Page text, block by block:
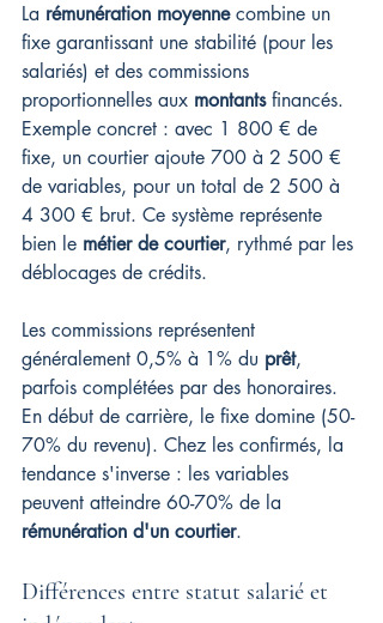
La rémunération moyenne combine un
fixe garantissant une stabilité (pour les
salariés) et des commissions
proportionnelles aux montants financés.
Exemple concret : avec 1 800 € de
fixe, un courtier ajoute 700 à 2 500 €
de variables, pour un total de 2 500 à
4 300 € brut. Ce système représente
bien le métier de courtier, rythmé par les
déblocages de crédits.
Les commissions représentent
généralement 0,5% à 1% du prêt,
parfois complétées par des honoraires.
En début de carrière, le fixe domine (50-
70% du revenu). Chez les confirmés, la
tendance s'inverse : les variables
peuvent atteindre 60-70% de la
rémunération d'un courtier.
Différences entre statut salarié et